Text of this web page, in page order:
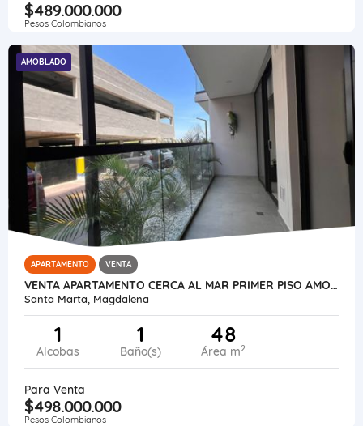
$489.000.000
Pesos Colombianos
AMOBLADO
APARTAMENTO VENTA
VENTA APARTAMENTO CERCA AL MAR PRIMER PISO AMOBLADO IDEAL PARA INVERS
Santa Marta, Magdalena
1
Alcobas
1
Baño(s)
48
Área m2
Para Venta
$498.000.000
Pesos Colombianos